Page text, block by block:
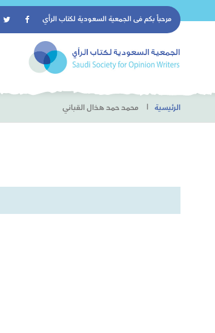
مرحباً بكم فىالجمعية السعودية لكتاب الرأي
الرئيسية محمد حمد هذال القباني